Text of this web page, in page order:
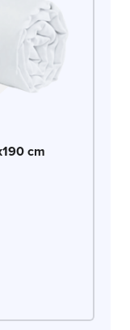
cm